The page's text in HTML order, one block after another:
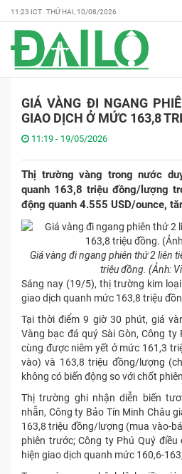
11:23 ICT THỨ HAI, 10/08/2026
GIÁ VÀNG ĐI NGANG
GIAO DỊCH Ở MỨC 163,8
11:19 - 19/05/2026
Thị trường vàng trong nước
quanh 163,8 triệu đồng/lượng
động quanh 4.555 USD/ounce,
Giá vàng đi ngang phiên thứ 2 liên
triệu đồng. (Ảnh:
Sáng nay (19/5), thị trường kim
giao dịch quanh mức 163,8 triệu
Tại thời điểm 9 giờ 30 phút, giá
Vàng bạc đá quý Sài Gòn, Công ty
cùng được niêm yết ở mức 161,3
vào) và 163,8 triệu đồng/lượng
không có biến động so với chốt
Thị trường ghi nhận diễn biến
nhẫn, Công ty Bảo Tín Minh Châu
163,8 triệu đồng/lượng (mua vào-
phiên trước; Công ty Phú Quý
hiện giao dịch quanh mức 160,6-